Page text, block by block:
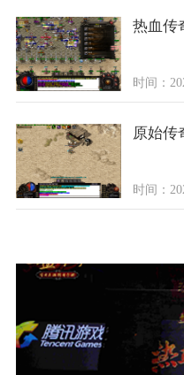
热血传
时间：
原始传
时间：